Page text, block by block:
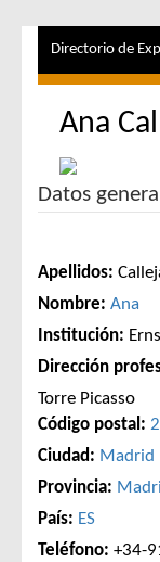
Directorio de
Ana
Datos
Apellidos:
Nombre: Ana
Institución:
Dirección
Torre Picasso
Código postal:
Ciudad: Madrid
Provincia:
País: ES
Teléfono: +34-